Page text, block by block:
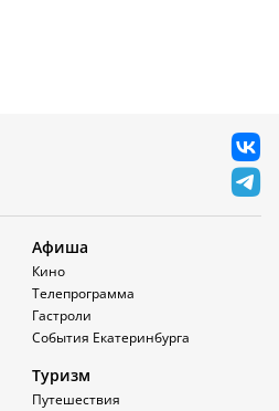
Афиша
Кино
Телепрограмма
Гастроли
События Екатеринбурга
Туризм
Путешествия